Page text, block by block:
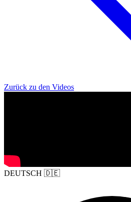
Zurück zu den Videos
DEUTSCH 🇩🇪